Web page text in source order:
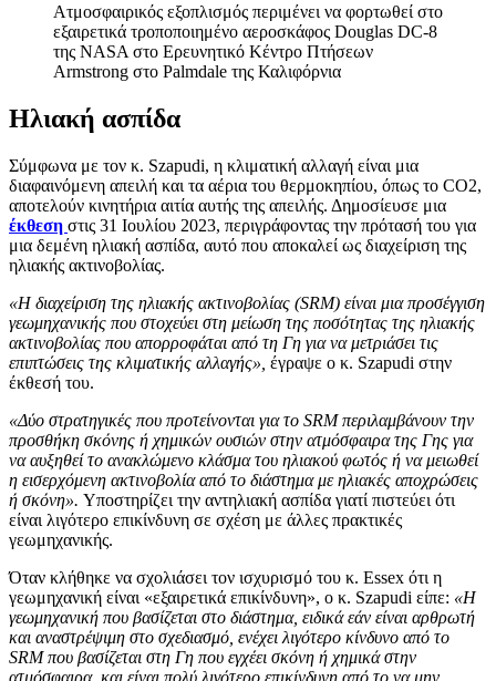
Ατμοσφαιρικός εξοπλισμός περιμένει να φορτωθεί στο
εξαιρετικά τροποποιημένο αεροσκάφος Douglas DC-8
της NASA στο Ερευνητικό Κέντρο Πτήσεων
Armstrong στο Palmdale της Καλιφόρνια
Ηλιακή ασπίδα
Σύμφωνα με τον κ. Szapudi, η κλιματική αλλαγή είναι μια
διαφαινόμενη απειλή και τα αέρια του θερμοκηπίου, όπως το CO2,
αποτελούν κινητήρια αιτία αυτής της απειλής. Δημοσίευσε μια
έκθεση στις 31 Ιουλίου 2023, περιγράφοντας την πρότασή του για
μια δεμένη ηλιακή ασπίδα, αυτό που αποκαλεί ως διαχείριση της
ηλιακής ακτινοβολίας.
«Η διαχείριση της ηλιακής ακτινοβολίας (SRM) είναι μια προσέγγιση
γεωμηχανικής που στοχεύει στη μείωση της ποσότητας της ηλιακής
ακτινοβολίας που απορροφάται από τη Γη για να μετριάσει τις
επιπτώσεις της κλιματικής αλλαγής», έγραψε ο κ. Szapudi στην
έκθεσή του.
«Δύο στρατηγικές που προτείνονται για το SRM περιλαμβάνουν την
προσθήκη σκόνης ή χημικών ουσιών στην ατμόσφαιρα της Γης για
να αυξηθεί το ανακλώμενο κλάσμα του ηλιακού φωτός ή να μειωθεί
η εισερχόμενη ακτινοβολία από το διάστημα με ηλιακές αποχρώσεις
ή σκόνη». Υποστηρίζει την αντηλιακή ασπίδα γιατί πιστεύει ότι
είναι λιγότερο επικίνδυνη σε σχέση με άλλες πρακτικές
γεωμηχανικής.
Όταν κλήθηκε να σχολιάσει τον ισχυρισμό του κ. Essex ότι η
γεωμηχανική είναι «εξαιρετικά επικίνδυνη», ο κ. Szapudi είπε: «Η
γεωμηχανική που βασίζεται στο διάστημα, ειδικά εάν είναι αρθρωτή
και αναστρέψιμη στο σχεδιασμό, ενέχει λιγότερο κίνδυνο από το
SRM που βασίζεται στη Γη που εγχέει σκόνη ή χημικά στην
ατμόσφαιρα, και είναι πολύ λιγότερο επικίνδυνη από το να μην